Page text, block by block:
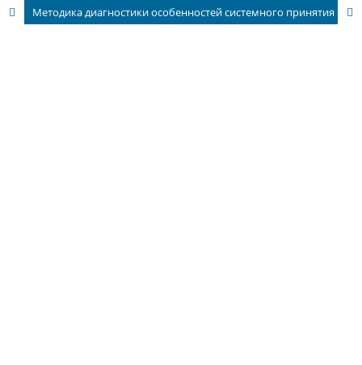
Методика диагностики особенностей системного принятия решения